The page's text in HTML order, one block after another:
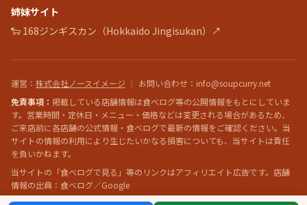
姉妹サイト
🐑 168ジンギスカン（Hokkaido Jingisukan）↗
運営 ： 株式会社ノースイメージ | お問い合わせ ：info@soupcurry.net
免責事項： 掲載している店舗情報は食べログ等の公開情報をもとにしていま
す。営業時間・定休日・メニュー・価格などは変更される場合があるため、
ご来店前に各店舗の公式情報・食べログで最新の情報をご確認ください。当
サイトの情報の利用により生じたいかなる損害についても、当サイトは責任
を負いかねます。
当サイトの「食べログで見る」等のリンクはアフィリエイト広告です。店舗
情報の出典：食べログ／Google